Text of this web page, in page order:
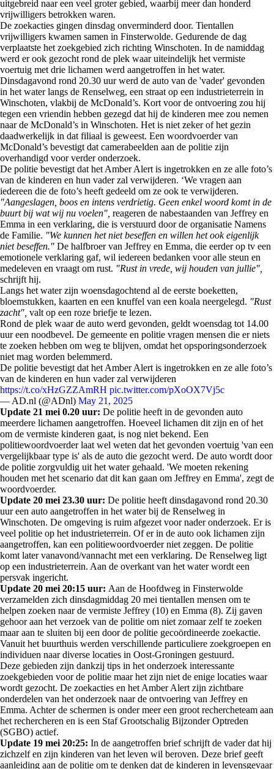
uitgebreid naar een veel groter gebied, waarbij meer dan honderd
vrijwilligers betrokken waren.
De zoekacties gingen dinsdag onverminderd door. Tientallen
vrijwilligers kwamen samen in Finsterwolde. Gedurende de dag
verplaatste het zoekgebied zich richting Winschoten. In de namiddag
werd er ook gezocht rond de plek waar uiteindelijk het vermiste
voertuig met drie lichamen werd aangetroffen in het water.
Dinsdagavond rond 20.30 uur werd de auto van de 'vader' gevonden
in het water langs de Renselweg, een straat op een industrieterrein in
Winschoten, vlakbij de McDonald’s. Kort voor de ontvoering zou hij
tegen een vriendin hebben gezegd dat hij de kinderen mee zou nemen
naar de McDonald’s in Winschoten. Het is niet zeker of het gezin
daadwerkelijk in dat filiaal is geweest. Een woordvoerder van
McDonald’s bevestigt dat camerabeelden aan de politie zijn
overhandigd voor verder onderzoek.
De politie bevestigt dat het Amber Alert is ingetrokken en ze alle foto’s
van de kinderen en hun vader zal verwijderen. ‘We vragen aan
iedereen die de foto’s heeft gedeeld om ze ook te verwijderen.
"Aangeslagen, boos en intens verdrietig. Geen enkel woord komt in de
buurt bij wat wij nu voelen", reageren de nabestaanden van Jeffrey en
Emma in een verklaring, die is verstuurd door de organisatie Namens
de Familie. "We kunnen het niet beseffen en willen het ook eigenlijk
niet beseffen." De halfbroer van Jeffrey en Emma, die eerder op tv een
emotionele verklaring gaf, wil iedereen bedanken voor alle steun en
medeleven en vraagt om rust. "Rust in vrede, wij houden van jullie",
schrijft hij.
Langs het water zijn woensdagochtend al de eerste boeketten,
bloemstukken, kaarten en een knuffel van een koala neergelegd. "Rust
zacht", valt op een roze briefje te lezen.
Rond de plek waar de auto werd gevonden, geldt woensdag tot 14.00
uur een noodbevel. De gemeente en politie vragen mensen die er niets
te zoeken hebben om weg te blijven, omdat het opsporingsonderzoek
niet mag worden belemmerd.
De politie bevestigt dat het Amber Alert is ingetrokken en ze alle foto’s
van de kinderen en hun vader zal verwijderen
https://t.co/xHzGZZAmRH pic.twitter.com/pXoOX7Vj5c
— AD.nl (@ADnl) May 21, 2025
Update 21 mei 0.20 uur: De politie heeft in de gevonden auto
meerdere lichamen aangetroffen. Hoeveel lichamen dit zijn en of het
om de vermiste kinderen gaat, is nog niet bekend. Een
politiewoordvoerder laat wel weten dat het gevonden voertuig 'van een
vergelijkbaar type is' als de auto die gezocht werd. De auto wordt door
de politie zorgvuldig uit het water gehaald. 'We moeten rekening
houden met het scenario dat dit kan gaan om Jeffrey en Emma', zegt de
woordvoerder.
Update 20 mei 23.30 uur: De politie heeft dinsdagavond rond 20.30
uur een auto aangetroffen in het water bij de Renselweg in
Winschoten. De omgeving is ruim afgezet voor nader onderzoek. Er is
veel politie op het industrieterrein. Of er in de auto ook lichamen zijn
aangetroffen, kan een politiewoordvoerder niet zeggen. De politie
komt later vanavond/vannacht met een verklaring. De Renselweg ligt
op een industrieterrein. Aan de overkant van het water wordt een
persvak ingericht.
Update 20 mei 20:15 uur: Aan de Hoofdweg in Finsterwolde
verzamelden zich dinsdagmiddag 20 mei tientallen mensen om te
helpen zoeken naar de vermiste Jeffrey (10) en Emma (8). Zij gaven
gehoor aan het verzoek van de politie om niet zomaar zelf te zoeken
maar aan te sluiten bij een door de politie gecoördineerde zoekactie.
Vanuit het buurthuis werden verschillende particuliere zoekgroepen en
individuen naar diverse locaties in Oost-Groningen gestuurd.
Deze gebieden zijn dankzij tips in het onderzoek interessante
zoekgebieden voor de politie maar het zijn niet de enige locaties waar
wordt gezocht. De zoekacties en het Amber Alert zijn zichtbare
onderdelen van het onderzoek naar de ontvoering van Jeffrey en
Emma. Achter de schermen is onder meer een groot rechercheteam aan
het rechercheren en is een Staf Grootschalig Bijzonder Optreden
(SGBO) actief.
Update 19 mei 20:25: In de aangetroffen brief schrijft de vader dat hij
zichzelf en zijn kinderen van het leven wil beroven. Deze brief geeft
aanleiding aan de politie om te denken dat de kinderen in levensgevaar